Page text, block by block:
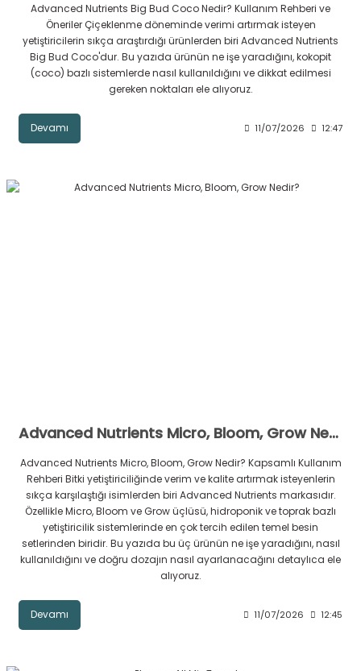
Advanced Nutrients Big Bud Coco Nedir? Kullanım Rehberi ve
Öneriler Çiçeklenme döneminde verimi artırmak isteyen
yetiştiricilerin sıkça araştırdığı ürünlerden biri Advanced Nutrients
Big Bud Coco'dur. Bu yazıda ürünün ne işe yaradığını, kokopit
(coco) bazlı sistemlerde nasıl kullanıldığını ve dikkat edilmesi
gereken noktaları ele alıyoruz.
Devamı 11/07/2026 12:47
Advanced Nutrients Micro, Bloom, Grow Nedir?
Advanced Nutrients Micro, Bloom, Grow Nedir? Kapsamlı Kullanım
Rehberi Bitki yetiştiriciliğinde verim ve kalite artırmak isteyenlerin
sıkça karşılaştığı isimlerden biri Advanced Nutrients markasıdır.
Özellikle Micro, Bloom ve Grow üçlüsü, hidroponik ve toprak bazlı
yetiştiricilik sistemlerinde en çok tercih edilen temel besin
setlerinden biridir. Bu yazıda bu üç ürünün ne işe yaradığını, nasıl
kullanıldığını ve doğru dozajın nasıl ayarlanacağını detaylıca ele
alıyoruz.
Devamı 11/07/2026 12:45